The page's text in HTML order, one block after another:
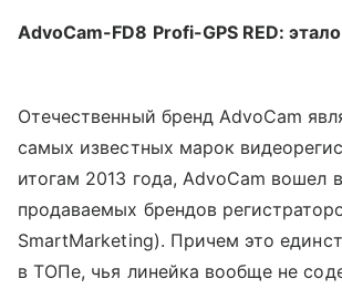
AdvoCam-FD8 Profi-GPS RED:
Отечественный бренд AdvoCam
самых известных марок
итогам 2013 года, AdvoCam вошел
продаваемых брендов
SmartMarketing). Причем это
в ТОПе, чья линейка вообще не